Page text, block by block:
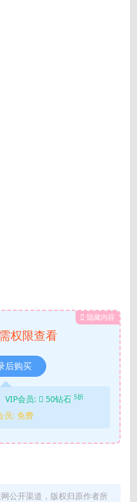
隐藏内容
权限查看
后购买
VIP会员: 50钻石 5折
员: 免费
公开渠道，版权归原作者所